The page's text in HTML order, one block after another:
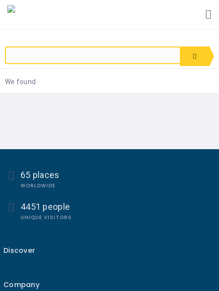
We found
65 places
WORLDWIDE
4451 people
UNIQUE VISITORS
Discover
Company